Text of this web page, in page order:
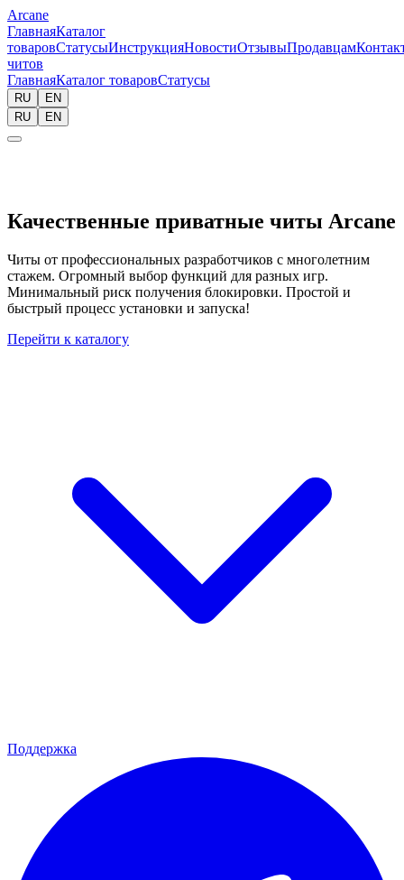
Arcane
ГлавнаяКаталог
товаровСтатусыИнструкцияНовостиОтзывыПродавцам
читов
ГлавнаяКаталог товаровСтатусы
RU
EN
RU
EN
Качественные приватные читы Arcane
Читы от профессиональных разработчиков с многолетним
стажем. Огромный выбор функций для разных игр.
Минимальный риск получения блокировки. Простой и
быстрый процесс установки и запуска!
Перейти к каталогу
Поддержка